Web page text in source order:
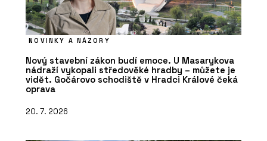
NOVINKY A NÁZORY
Nový stavební zákon budí emoce. U Masarykova
nádraží vykopali středověké hradby – můžete je
vidět. Gočárovo schodiště v Hradci Králové čeká
oprava
20. 7. 2026